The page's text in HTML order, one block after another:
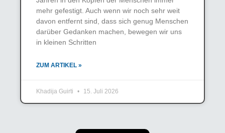
mehr gefestigt. Auch wenn wir noch sehr weit
davon entfernt sind, dass sich genug Menschen
darüber Gedanken machen, bewegen wir uns
in kleinen Schritten
ZUM ARTIKEL »
Khadija Guirti 15. Juli 2026